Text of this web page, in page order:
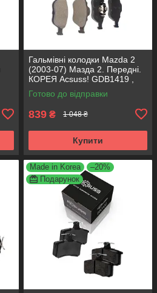
Гальмівні колодки Mazda 2
(2003-07) Мазда 2. Передні.
КОРЕЯ Acsuss! GDB1419 ,
FDB1394
Готово до відправки
839 ₴ 1 048 ₴
Купити
Made in Korea
–20%
Подарунок